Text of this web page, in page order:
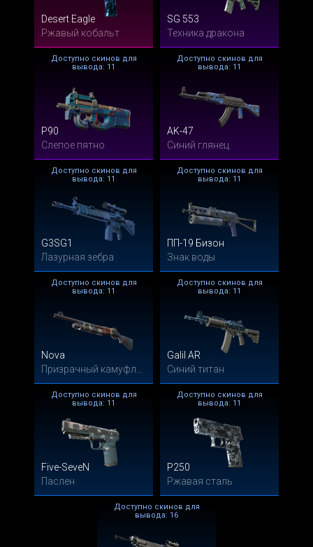
Desert Eagle
Ржавый кобальт
SG 553
Техника дракона
P90
Слепое пятно
Доступно скинов для
вывода: 11
AK-47
Синий глянец
Доступно скинов для
вывода: 11
G3SG1
Лазурная зебра
Доступно скинов для
вывода: 11
ПП-19 Бизон
Знак воды
Доступно скинов для
вывода: 11
Nova
Доступно скинов для
вывода: 11
Galil AR
Синий титан
Доступно скинов для
вывода: 11
Five-SeveN
Паслен
Доступно скинов для
вывода: 11
P250
Ржавая сталь
Доступно скинов для
вывода: 11
Доступно скинов для
вывода: 16